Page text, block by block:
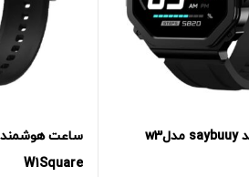
ساعت هوشمند saybuuy مدلw3
W1Square